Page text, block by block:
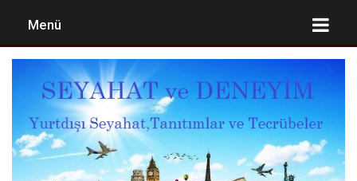
Menü
UKRAYNA’YA GÜNCEL GIRIŞ ŞARTLARI
KIEV TATILI PLANLAMASI ,MALIYET ÖNERILERI
2,3,4,7 GÜNLÜK KIEV TATIL BÜTÇELERI